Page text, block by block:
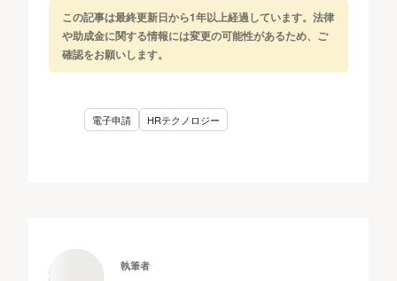
この記事は最終更新日から1年以上経過しています。法律
や助成金に関する情報には変更の可能性があるため、ご
確認をお願いします。
電子申請 HRテクノロジー
執筆者